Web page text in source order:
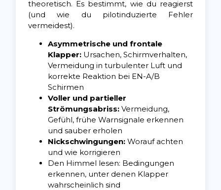
theoretisch. Es bestimmt, wie du reagierst
(und wie du pilotinduzierte Fehler
vermeidest).
Asymmetrische und frontale
Klapper: Ursachen, Schirmverhalten,
Vermeidung in turbulenter Luft und
korrekte Reaktion bei EN-A/B
Schirmen
Voller und partieller
Strömungsabriss: Vermeidung,
Gefühl, frühe Warnsignale erkennen
und sauber erholen
Nickschwingungen: Worauf achten
und wie korrigieren
Den Himmel lesen: Bedingungen
erkennen, unter denen Klapper
wahrscheinlich sind